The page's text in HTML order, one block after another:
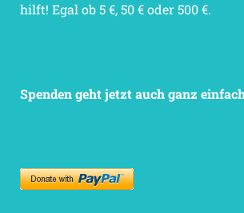
hilft! Egal ob 5 €, 50 € oder 500 €.
Spenden geht jetzt auch ganz